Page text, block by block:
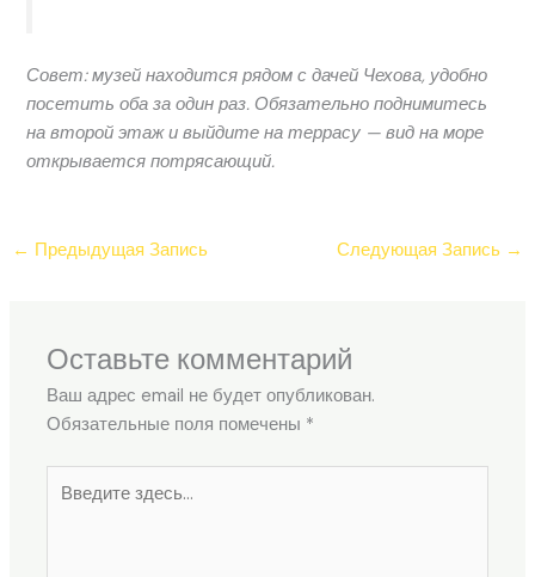
Совет: музей находится рядом с дачей Чехова, удобно
посетить оба за один раз. Обязательно поднимитесь
на второй этаж и выйдите на террасу — вид на море
открывается потрясающий.
← Предыдущая Запись Следующая Запись →
Оставьте комментарий
Ваш адрес email не будет опубликован.
Обязательные поля помечены *
здесь...